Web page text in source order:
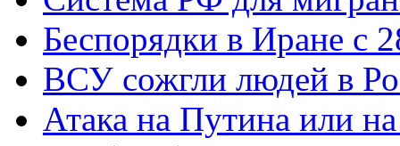
Беспорядки в Иране с
ВСУ сожгли людей в
Атака на Путина или